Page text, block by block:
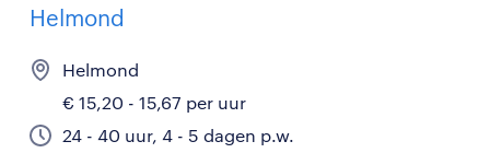
Helmond
Helmond
€ 15,20 - 15,67 per uur
24 - 40 uur, 4 - 5 dagen p.w.